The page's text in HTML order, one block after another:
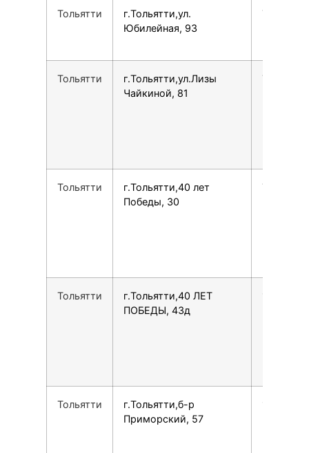
Тольятти
г.Тольятти,ул.
Юбилейная, 93
Тольятти
г.Тольятти,ул.Лизы
Чайкиной, 81
Тольятти
г.Тольятти,40 лет
Победы, 30
Тольятти
г.Тольятти,40 ЛЕТ
ПОБЕДЫ, 43д
Тольятти
г.Тольятти,б-р
Приморский, 57